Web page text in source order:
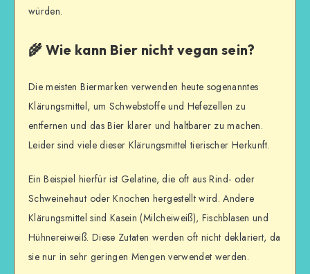
würden.
🌾 Wie kann Bier nicht vegan sein?
Die meisten Biermarken verwenden heute sogenanntes
Klärungsmittel, um Schwebstoffe und Hefezellen zu
entfernen und das Bier klarer und haltbarer zu machen.
Leider sind viele dieser Klärungsmittel tierischer Herkunft.
Ein Beispiel hierfür ist Gelatine, die oft aus Rind- oder
Schweinehaut oder Knochen hergestellt wird. Andere
Klärungsmittel sind Kasein (Milcheiweiß), Fischblasen und
Hühnereiweiß. Diese Zutaten werden oft nicht deklariert, da
sie nur in sehr geringen Mengen verwendet werden.